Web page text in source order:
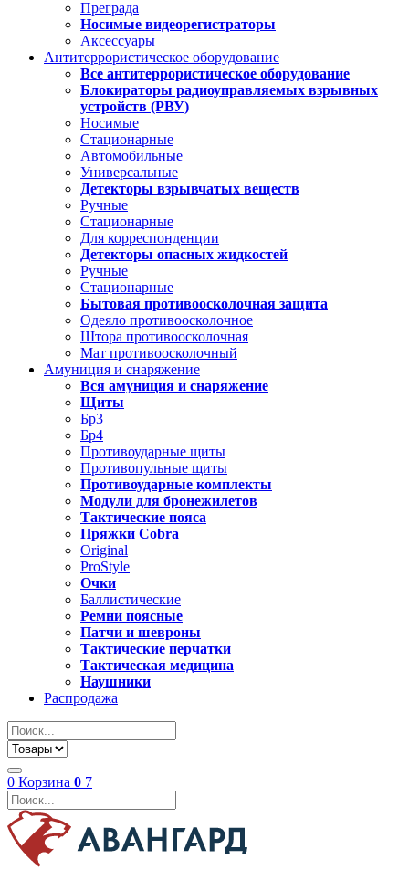
Преграда
Носимые видеорегистраторы
Аксессуары
Антитеррористическое оборудование
Все антитеррористическое оборудование
Блокираторы радиоуправляемых взрывных
устройств (РВУ)
Носимые
Стационарные
Автомобильные
Универсальные
Детекторы взрывчатых веществ
Ручные
Стационарные
Для корреспонденции
Детекторы опасных жидкостей
Ручные
Стационарные
Бытовая противоосколочная защита
Одеяло противоосколочное
Штора противоосколочная
Мат противоосколочный
Амуниция и снаряжение
Вся амуниция и снаряжение
Щиты
Бр3
Бр4
Противоударные щиты
Противопульные щиты
Противоударные комплекты
Модули для бронежилетов
Тактические пояса
Пряжки Cobra
Original
ProStyle
Очки
Баллистические
Ремни поясные
Патчи и шевроны
Тактические перчатки
Тактическая медицина
Наушники
Распродажа
0 Корзина 0 7